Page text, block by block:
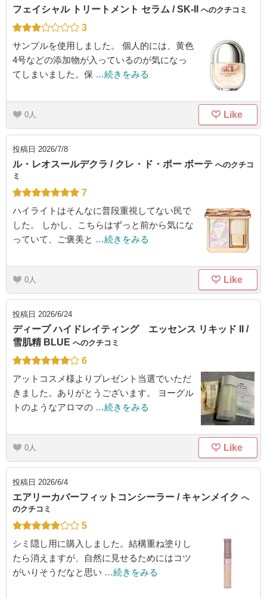
フェイシャル トリートメント セラム / SK-II へのクチコミ
3
サンプルを使用しました。 個人的には、黄色
4号などの添加物が入っているのが気になっ
てしまいました。保 …続きをみる
0 Like
投稿日 2026/7/8
ル・レオスールデクラ / クレ・ド・ポー ボーテ へのクチコ
ミ
7
ハイライトはそんなに普段重視してない民で
した。 しかし、こちらはずっと前から気にな
っていて、ご褒美と …続きをみる
0 Like
投稿日 2026/6/24
ディープ ハイドレイティング エッセンス リキッド II /
雪肌精 BLUE へのクチコミ
6
アットコスメ様よりプレゼント当選でいただ
きました。ありがとうございます。 ヨーグル
トのようなアロマの …続きをみる
0 Like
投稿日 2026/6/4
エアリーカバーフィットコンシーラー / キャンメイク へ
のクチコミ
5
シミ隠し用に購入しました。結構重ね塗りし
たら消えますが、自然に見せるためにはコツ
がいりそうだなと思い …続きをみる